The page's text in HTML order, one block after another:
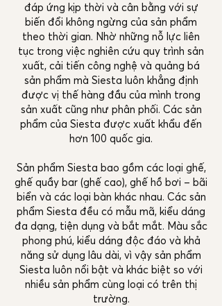
đáp ứng kịp thời và cân bằng với sự
biến đổi không ngừng của sản phẩm
theo thời gian. Nhờ những nỗ lực liên
tục trong việc nghiên cứu quy trình sản
xuất, cải tiến công nghệ và quảng bá
sản phẩm mà Siesta luôn khẳng định
được vị thế hàng đầu của mình trong
sản xuất cũng như phân phối. Các sản
phẩm của Siesta được xuất khẩu đến
hơn 100 quốc gia.
Sản phẩm Siesta bao gồm các loại ghế,
ghế quầy bar (ghế cao), ghế hồ bơi – bãi
biển và các loại bàn khác nhau. Các sản
phẩm Siesta đều có mẫu mã, kiểu dáng
đa dạng, tiện dụng và bắt mắt. Màu sắc
phong phú, kiểu dáng độc đáo và khả
năng sử dụng lâu dài, vì vậy sản phẩm
Siesta luôn nổi bật và khác biệt so với
nhiều sản phẩm cùng loại có trên thị
trường.